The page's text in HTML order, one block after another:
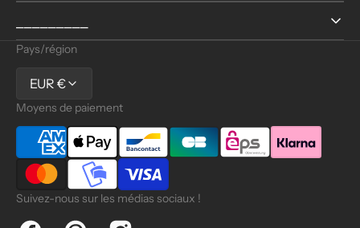
Pays/région
EUR €
Moyens de paiement
Suivez-nous sur les médias sociaux !